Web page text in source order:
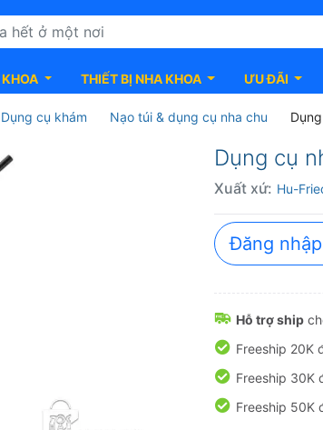
THIẾT BỊ NHA KHOA ƯU ĐÃI
Dụng cụ khám Nạo túi & dụng cụ nha chu
Dụng cụ
Xuất xứ: Hu-
Đăng
Hỗ trợ ship
Freeship 20K
Freeship 30K
Freeship 50K